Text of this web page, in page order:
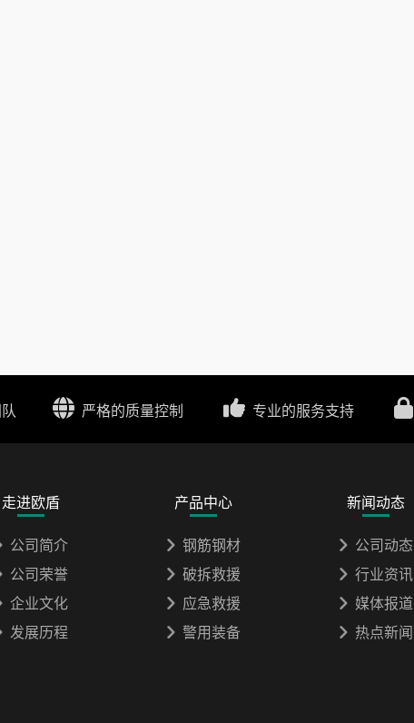
严格的质量控制 专业的服务支持
走进欧盾
公司简介
公司荣誉
企业文化
发展历程
产品中心
钢筋钢材
破拆救援
应急救援
警用装备
新闻动态
公司动态
行业资讯
媒体报道
热点新闻